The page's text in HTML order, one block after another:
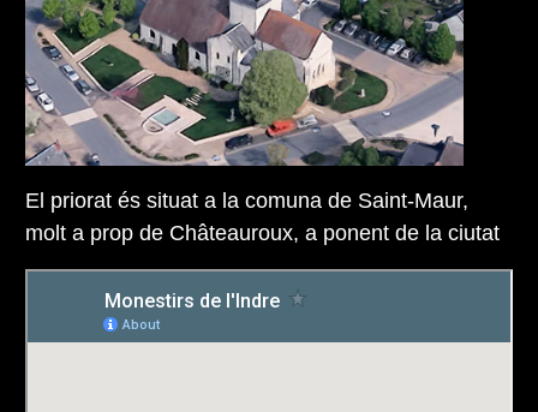
El priorat és situat a la comuna de Saint-Maur,
molt a prop de Châteauroux, a ponent de la ciutat